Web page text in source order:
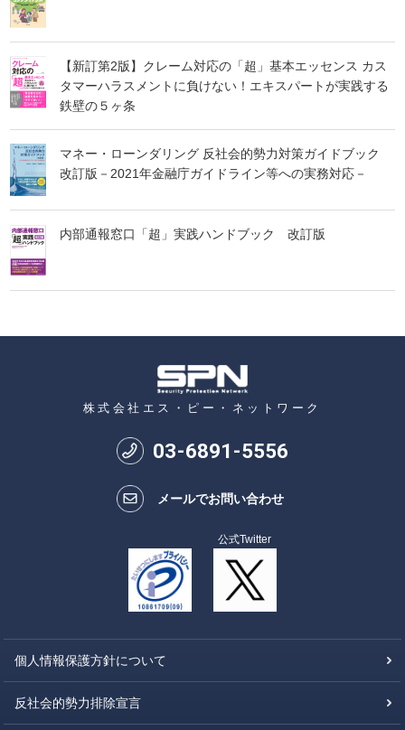
【新訂第2版】クレーム対応の「超」基本エッセンス カス
タマーハラスメントに負けない！エキスパートが実践する
鉄壁の５ヶ条
マネー・ローンダリング 反社会的勢力対策ガイドブック
改訂版－2021年金融庁ガイドライン等への実務対応－
内部通報窓口「超」実践ハンドブック 改訂版
株式会社エス・ピー・ネットワーク
03-6891-5556
メールでお問い合わせ
公式Twitter
個人情報保護方針について
反社会的勢力排除宣言